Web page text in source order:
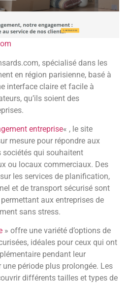
spécialisé dans les
en région parisienne, basé à
interface claire et facile à
qu’ils soient des
entreprise« , le site
mesure pour répondre aux
sociétés qui souhaitent
ou locaux commerciaux. Des
les services de planification,
et de transport sécurisé sont
aux entreprises de
sans stress.
» offre une variété d’options de
idéales pour ceux qui ont
pendant leur
période plus prolongée. Les
différents tailles et types de